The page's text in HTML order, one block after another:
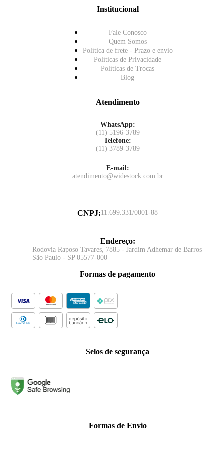
Institucional
Fale Conosco
Quem Somos
Política de frete - Prazo e envio
Políticas de Privacidade
Políticas de Trocas
Blog
Atendimento
WhatsApp:
(11) 5196-3789
Telefone:
(11) 3789-3789
E-mail:
atendimento@widestock.com.br
CNPJ:11.699.331/0001-88
Endereço:
Rodovia Raposo Tavares, 7885 - Jardim Adhemar de Barros
São Paulo - SP 05577-000
Formas de pagamento
Selos de segurança
Formas de Envio